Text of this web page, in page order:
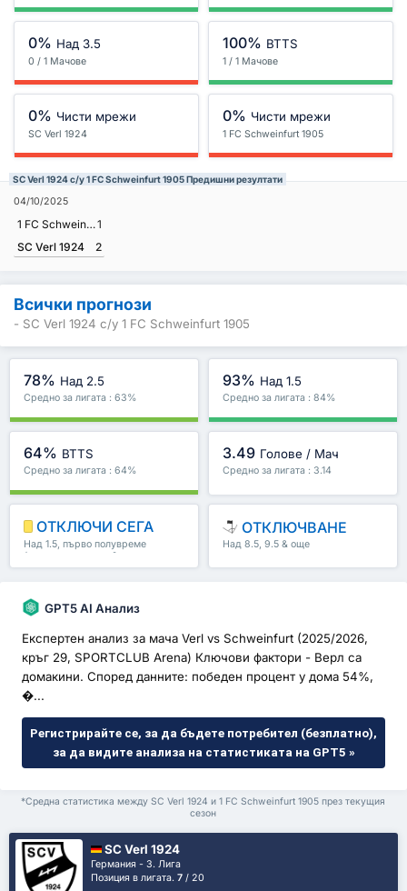
0% Над 3.5
0 / 1 Мачове
100% BTTS
1 / 1 Мачове
0% Чисти мрежи
SC Verl 1924
0% Чисти мрежи
1 FC Schweinfurt 1905
SC Verl 1924 с/у 1 FC Schweinfurt 1905 Предишни резултати
04/10/2025
1 FC Schweinfurt 1905 1
SC Verl 1924
2
Всички прогнози
- SC Verl 1924 с/у 1 FC Schweinfurt 1905
78% Над 2.5
Средно за лигата : 63%
93% Над 1.5
Средно за лигата : 84%
64% BTTS
Средно за лигата : 64%
3.49 Голове / Мач
Средно за лигата : 3.14
ОТКЛЮЧИ СЕГА
Над 1.5, първо полувреме
/второ полувреме & още
ОТКЛЮЧВАНЕ
Над 8.5, 9.5 & още
GPT5 AI Анализ
Експертен анализ за мача Verl vs Schweinfurt (2025/2026,
кръг 29, SPORTCLUB Arena) Ключови фактори - Верл са
домакини. Според данните: победен процент у дома 54%,
�...
Регистрирайте се, за да бъдете потребител (безплатно),
за да видите анализа на статистиката на GPT5 »
*Средна статистика между SC Verl 1924 и 1 FC Schweinfurt 1905 през текущия
сезон
SC Verl 1924
Германия - 3. Лига
Позиция в лигата.7 / 20